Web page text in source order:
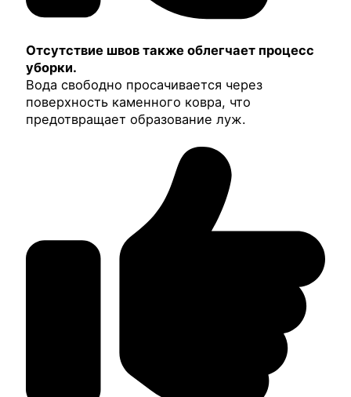
Отсутствие швов также облегчает процесс
уборки.
Вода свободно просачивается через
поверхность каменного ковра, что
предотвращает образование луж.